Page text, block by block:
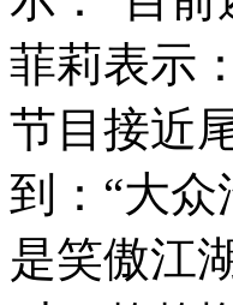
菲莉表示
节目接近
到：“大
是笑傲江